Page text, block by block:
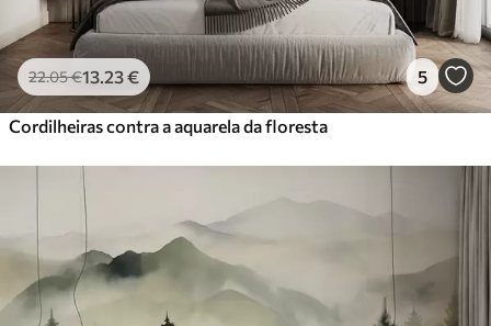
22.05€13 .23€ 5
Cordilheiras contra a aquarela da floresta